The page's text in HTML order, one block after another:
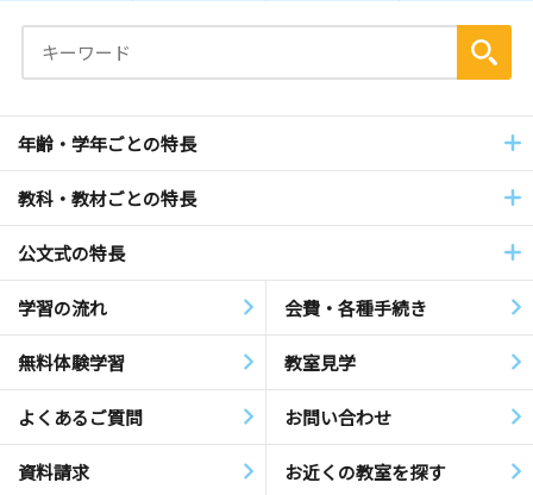
年齢・学年ごとの特長
教科・教材ごとの特長
公文式の特長
学習の流れ 会費・各種手続き
無料体験学習 教室見学
よくあるご質問 お問い合わせ
資料請求 お近くの教室を探す